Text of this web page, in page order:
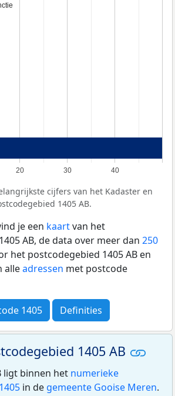
20 30 40
cijfers van het Kadaster en
1405 AB.
je een kaartvan het
AB, de data over meer dan 250
het postcodegebied 1405 AB en
alleadressen met postcode
1405 Definities
1405 AB
ligt binnen het numerieke
in de gemeente Gooise Meren.